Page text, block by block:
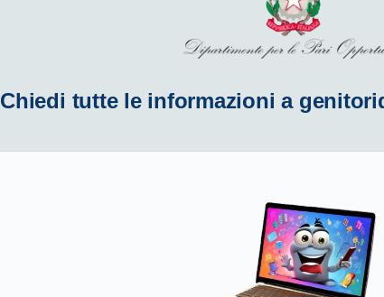
Chiedi tutte le informazioni a